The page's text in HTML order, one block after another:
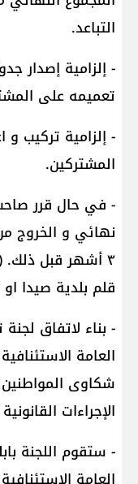
التباعد.
- إلزامية إصدار
تعميمه على
- إلزامية تركيب و
المشتركين.
- في حال قرر
نهائي و الخروج
٣ أشهر قبل
قلم بلدية صيدا او
- بناء لاتفاق
العامة
شكاوى المواطنين
الإجراءات
- ستقوم اللجنة